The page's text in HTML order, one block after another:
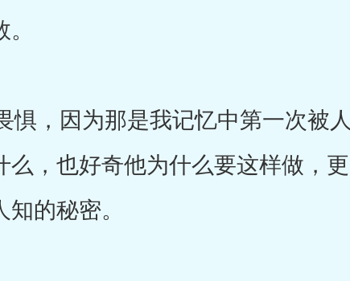
，因为那是我记忆中第一次被人
，也好奇他为什么要这样做，更
的秘密。